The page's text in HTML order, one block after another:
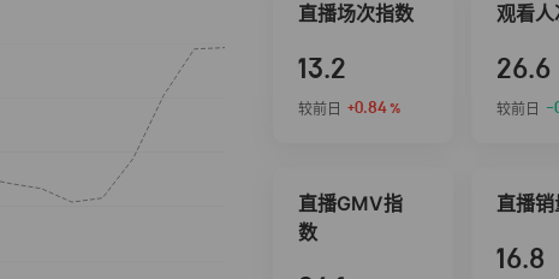
直播场次指数
13.2
较前日 +0.84%
观看
26.6
较前日 -
直播GMV指
数
直播
16.8